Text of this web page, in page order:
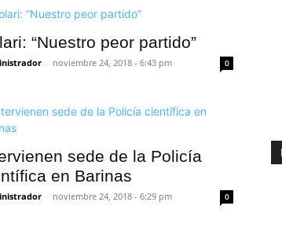
“Nuestro peor partido”
- noviembre 24, 2018 - 6:43 pm 0
sede de la Policía
en Barinas
- noviembre 24, 2018 - 6:29 pm 0